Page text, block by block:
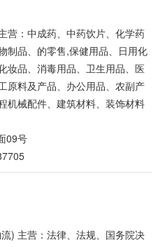
营：中成药、中药饮片、化学药
制品、的零售,保健用品、日用化
妆品、消毒用品、卫生用品、医
原料及产品、办公用品、农副产
机械配件、建筑材料、装饰材料
09号
) 主营：法律、法规、国务院决